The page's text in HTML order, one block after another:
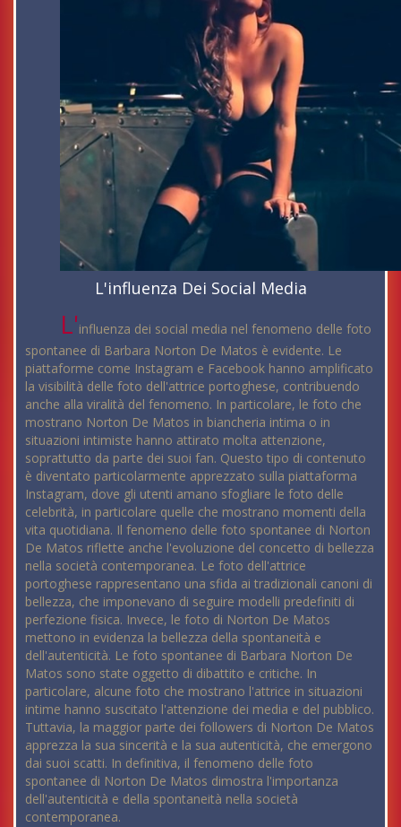
L'influenza Dei Social Media
L'influenza dei social media nel fenomeno delle foto
spontanee di Barbara Norton De Matos è evidente. Le
piattaforme come Instagram e Facebook hanno amplificato
la visibilità delle foto dell'attrice portoghese, contribuendo
anche alla viralità del fenomeno. In particolare, le foto che
mostrano Norton De Matos in biancheria intima o in
situazioni intimiste hanno attirato molta attenzione,
soprattutto da parte dei suoi fan. Questo tipo di contenuto
è diventato particolarmente apprezzato sulla piattaforma
Instagram, dove gli utenti amano sfogliare le foto delle
celebrità, in particolare quelle che mostrano momenti della
vita quotidiana. Il fenomeno delle foto spontanee di Norton
De Matos riflette anche l'evoluzione del concetto di bellezza
nella società contemporanea. Le foto dell'attrice
portoghese rappresentano una sfida ai tradizionali canoni di
bellezza, che imponevano di seguire modelli predefiniti di
perfezione fisica. Invece, le foto di Norton De Matos
mettono in evidenza la bellezza della spontaneità e
dell'autenticità. Le foto spontanee di Barbara Norton De
Matos sono state oggetto di dibattito e critiche. In
particolare, alcune foto che mostrano l'attrice in situazioni
intime hanno suscitato l'attenzione dei media e del pubblico.
Tuttavia, la maggior parte dei followers di Norton De Matos
apprezza la sua sincerità e la sua autenticità, che emergono
dai suoi scatti. In definitiva, il fenomeno delle foto
spontanee di Norton De Matos dimostra l'importanza
dell'autenticità e della spontaneità nella società
contemporanea.